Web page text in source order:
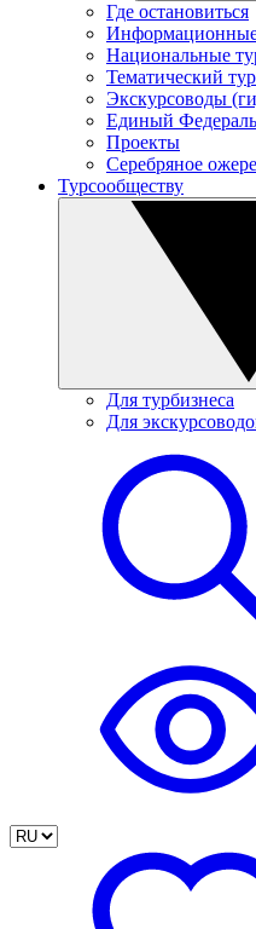
Где остановиться
Национальные
Тематический
Экскурсоводы
Единый
Проекты
Серебряное
Турсообществу
Для турбизнеса
Для